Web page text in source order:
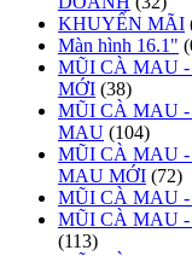
KHUYẾN MÃI
Màn hình 16.1"
MŨI CÀ MAU
MỚI (38)
MŨI CÀ MAU
MAU (104)
MŨI CÀ MAU
MAU MỚI (72)
MŨI CÀ MAU
MŨI CÀ MAU
(113)